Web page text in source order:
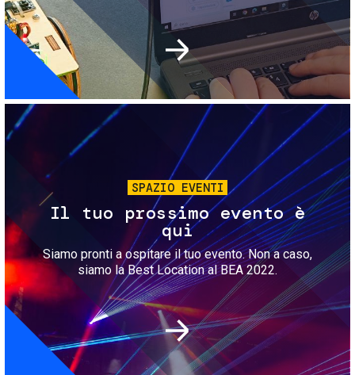
Immagine
SPAZIO EVENTI
Il tuo prossimo evento è
qui
Siamo pronti a ospitare il tuo evento. Non a caso,
siamo la Best Location al BEA 2022.